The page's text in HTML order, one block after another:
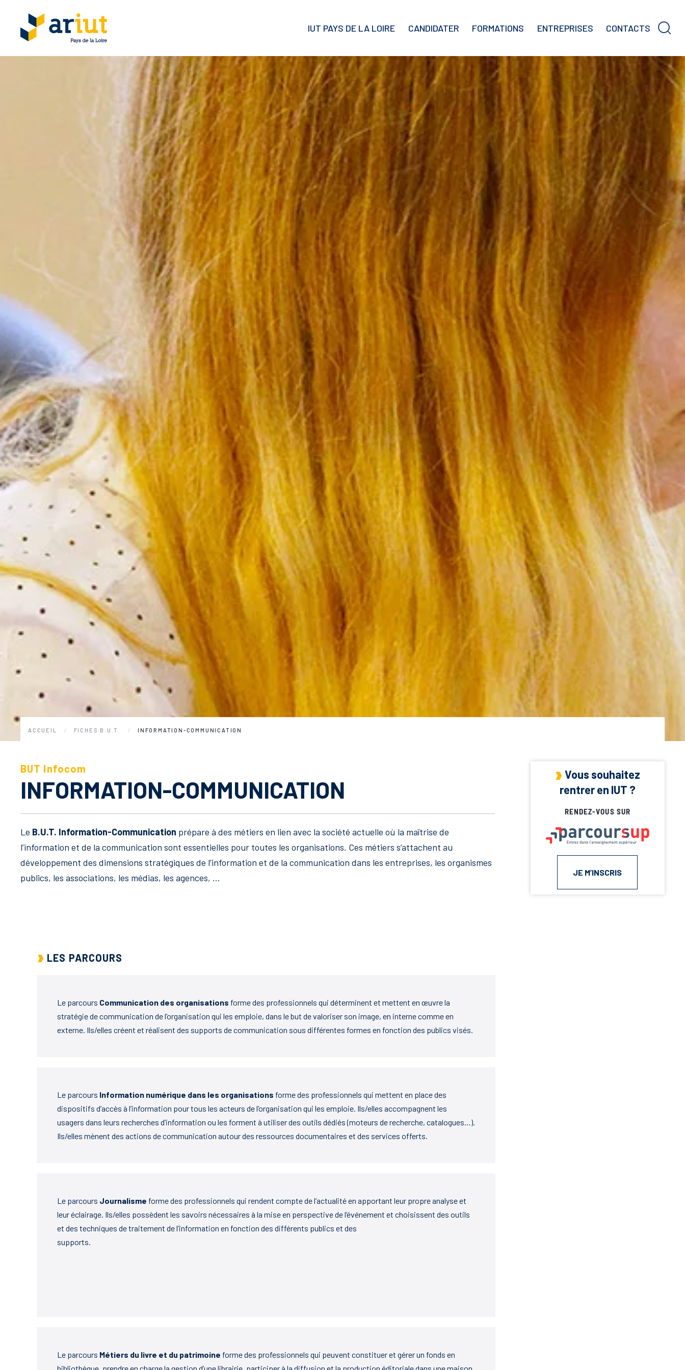
IUT PAYS DE LA LOIRE CANDIDATER FORMATIONS ENTREPRISES CONTACTS
ACCUEIL FICHES B.U.T. INFORMATION-COMMUNICATION
BUT Infocom
INFORMATION-COMMUNICATION
Le B.U.T. Information-Communication prépare à des métiers en lien avec la société actuelle où la maîtrise de
l’information et de la communication sont essentielles pour toutes les organisations. Ces métiers s’attachent au
développement des dimensions stratégiques de l’information et de la communication dans les entreprises, les organismes
publics, les associations, les médias, les agences, …
Vous souhaitez
rentrer en IUT ?
RENDEZ-VOUS SUR
JE M’INSCRIS
LES PARCOURS
Le parcours Communication des organisations forme des professionnels qui déterminent et mettent en œuvre la
stratégie de communication de l’organisation qui les emploie, dans le but de valoriser son image, en interne comme en
externe. Ils/elles créent et réalisent des supports de communication sous différentes formes en fonction des publics visés.
Le parcours Information numérique dans les organisations forme des professionnels qui mettent en place des
dispositifs d’accès à l’information pour tous les acteurs de l’organisation qui les emploie. Ils/elles accompagnent les
usagers dans leurs recherches d’information ou les forment à utiliser des outils dédiés (moteurs de recherche, catalogues…).
Ils/elles mènent des actions de communication autour des ressources documentaires et des services offerts.
Le parcours Journalisme forme des professionnels qui rendent compte de l’actualité en apportant leur propre analyse et
leur éclairage. Ils/elles possèdent les savoirs nécessaires à la mise en perspective de l’événement et choisissent des outils
et des techniques de traitement de l’information en fonction des différents publics et des
supports.
Le parcours Métiers du livre et du patrimoine forme des professionnels qui peuvent constituer et gérer un fonds en
bibliothèque, prendre en charge la gestion d’une librairie, participer à la diffusion et la production éditoriale dans une maison